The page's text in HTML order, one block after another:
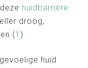
huidbarrière
droog,
(1 ).
huid